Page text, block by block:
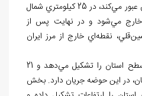
عبور مي
کند، در 25 کيلومتري شمال
خارج ميشود و در نهايت پس از
قلي، نقطهاي خارج از مرز ايران
دهد و 21
در اين حوضه جريان دارد. بخش